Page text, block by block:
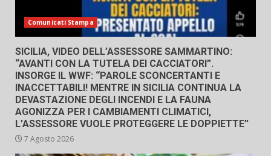
Comunicati Stampa
SICILIA, VIDEO DELL’ASSESSORE SAMMARTINO:
“AVANTI CON LA TUTELA DEI CACCIATORI”.
INSORGE IL WWF: “PAROLE SCONCERTANTI E
INACCETTABILI! MENTRE IN SICILIA CONTINUA LA
DEVASTAZIONE DEGLI INCENDI E LA FAUNA
AGONIZZA PER I CAMBIAMENTI CLIMATICI,
L’ASSESSORE VUOLE PROTEGGERE LE DOPPIETTE”
7 Agosto 2026